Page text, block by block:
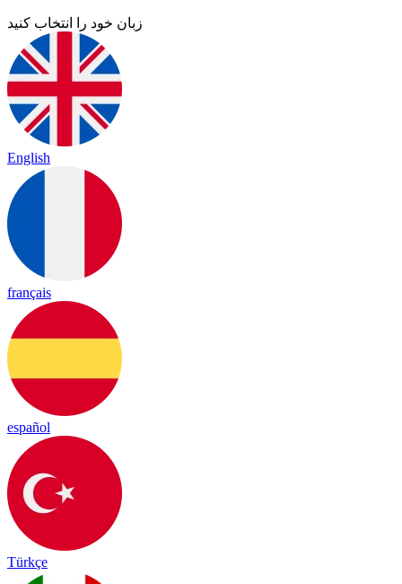
زبان خود را انتخاب کنید
English
français
español
Türkçe